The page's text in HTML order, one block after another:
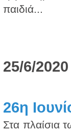
παιδιά...
25/6/2020
26η
Στα πλαίσια